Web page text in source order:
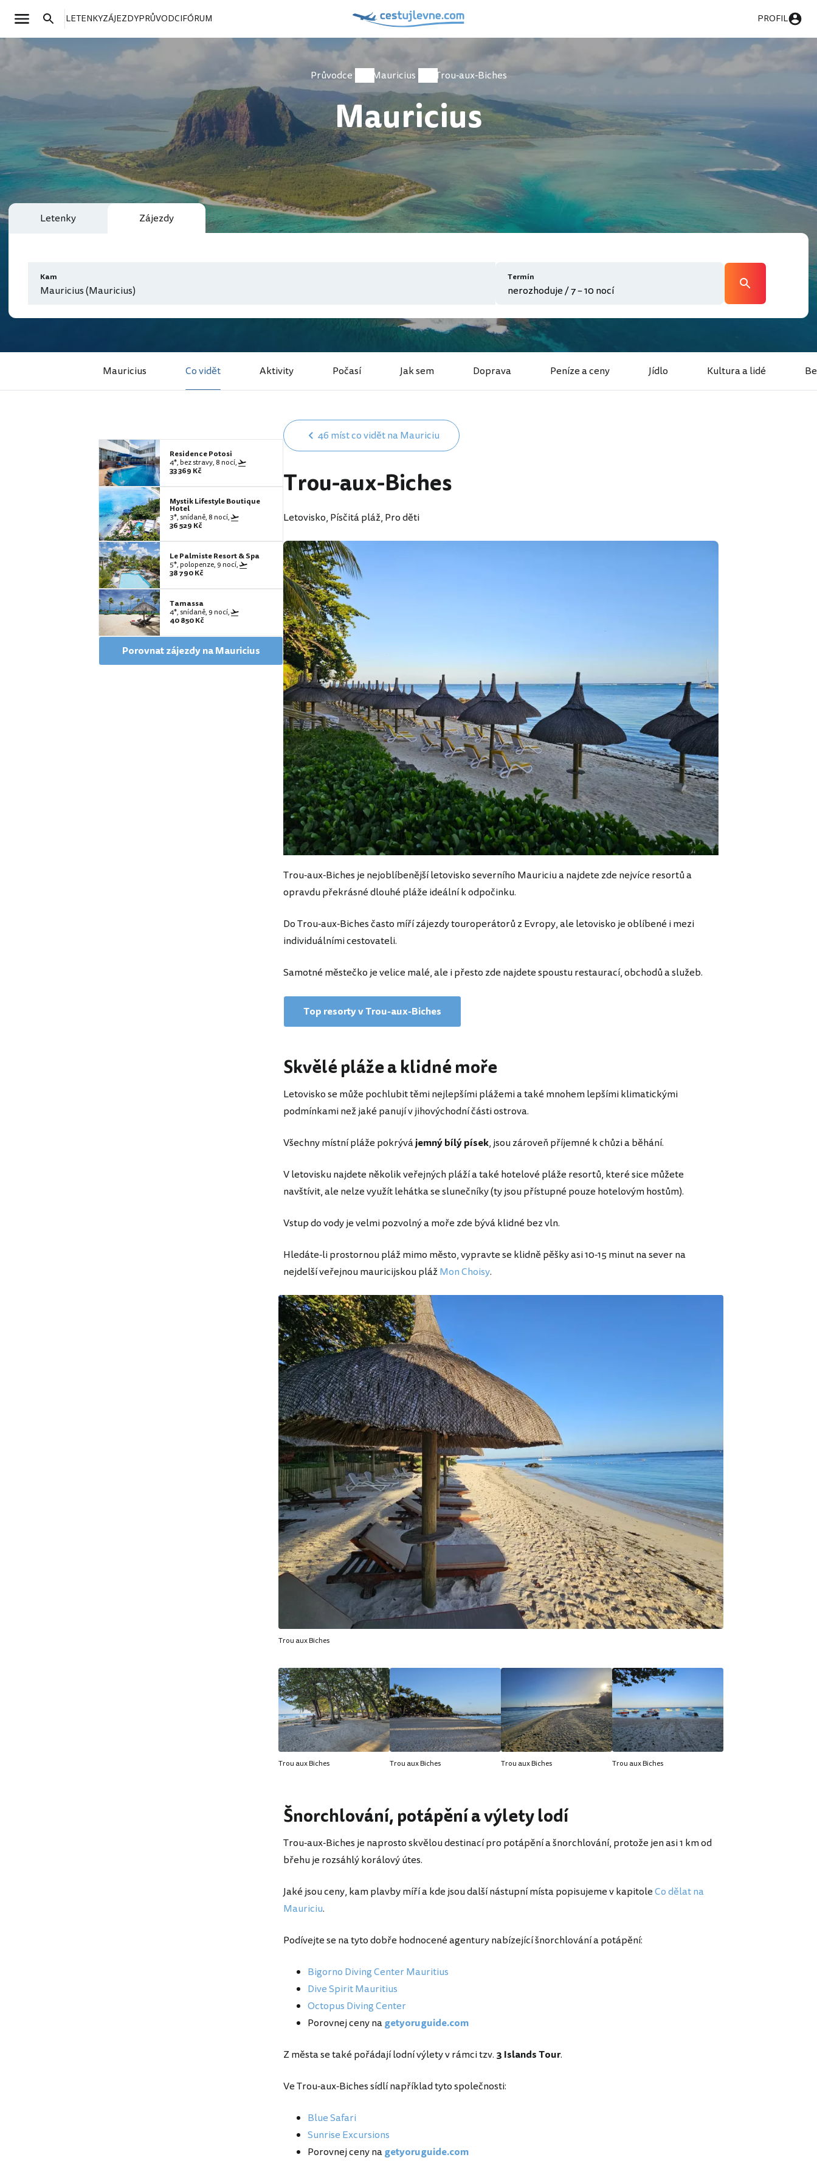
LETENKYZÁJEZDYPRŮVODCIFÓRUM PROFIL
Průvodce Mauricius Trou-aux-Biches
Mauricius
Letenky Zájezdy
Kam
Mauricius (Mauricius)
Termín
Mauricius Co vidět Aktivity Počasí Jak sem Doprava Peníze a ceny Jídlo Kultura a lidé
Residence Potosi
4*, bez stravy, 8 nocí,
33 369 Kč
Mystik Lifestyle Boutique
Hotel
3*, snídaně, 8 nocí,
36 529 Kč
Le Palmiste Resort & Spa
5*, polopenze, 9 nocí,
38 790 Kč
Tamassa
4*, snídaně, 9 nocí,
40 850 Kč
Porovnat zájezdy na Mauricius
46 míst co vidět na Mauriciu
Trou-aux-Biches
Letovisko, Písčitá pláž, Pro děti
Trou-aux-Biches je nejoblíbenější letovisko severního Mauriciu a najdete zde nejvíce resortů a
opravdu překrásné dlouhé pláže ideální k odpočinku.
Do Trou-aux-Biches často míří zájezdy touroperátorů z Evropy, ale letovisko je oblíbené i mezi
individuálními cestovateli.
Samotné městečko je velice malé, ale i přesto zde najdete spoustu restaurací, obchodů a služeb.
Top resorty v Trou-aux-Biches
Skvělé pláže a klidné moře
Letovisko se může pochlubit těmi nejlepšími plážemi a také mnohem lepšími klimatickými
podmínkami než jaké panují v jihovýchodní části ostrova.
Všechny místní pláže pokrývájemný bílý písek, jsou zároveň příjemné k chůzi a běhání.
V letovisku najdete několik veřejných pláží a také hotelové pláže resortů, které sice můžete
navštívit, ale nelze využít lehátka se slunečníky (ty jsou přístupné pouze hotelovým hostům).
Vstup do vody je velmi pozvolný a moře zde bývá klidné bez vln.
Hledáte-li prostornou pláž mimo město, vypravte se klidně pěšky asi 10-15 minut na sever na
nejdelší veřejnou mauricijskou plážMon Choisy.
Trou aux Biches
Trou aux Biches Trou aux Biches Trou aux Biches Trou aux Biches
Šnorchlování, potápění a výlety lodí
Trou-aux-Biches je naprosto skvělou destinací pro potápění a šnorchlování, protože jen asi 1 km od
břehu je rozsáhlý korálový útes.
Jaké jsou ceny, kam plavby míří a kde jsou další nástupní místa popisujeme v kapitoleCo dělat na
Mauriciu.
Podívejte se na tyto dobře hodnocené agentury nabízející šnorchlování a potápění:
Bigorno Diving Center Mauritius
Dive Spirit Mauritius
Octopus Diving Center
Porovnej ceny nagetyoruguide.com
Z města se také pořádají lodní výlety v rámci tzv. 3 Islands Tour.
Ve Trou-aux-Biches sídlí například tyto společnosti:
Blue Safari
Sunrise Excursions
Porovnej ceny nagetyoruguide.com